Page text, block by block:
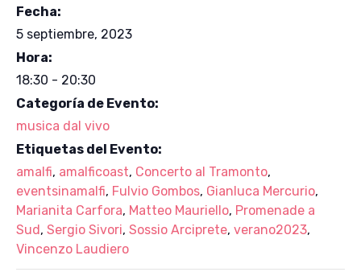
Fecha:
5 septiembre, 2023
Hora:
18:30 - 20:30
Categoría de Evento:
musica dal vivo
Etiquetas del Evento:
amalfi, amalficoast, Concerto al Tramonto,
eventsinamalfi, Fulvio Gombos, Gianluca Mercurio,
Marianita Carfora, Matteo Mauriello, Promenade a
Sud, Sergio Sivori, Sossio Arciprete, verano2023,
Vincenzo Laudiero